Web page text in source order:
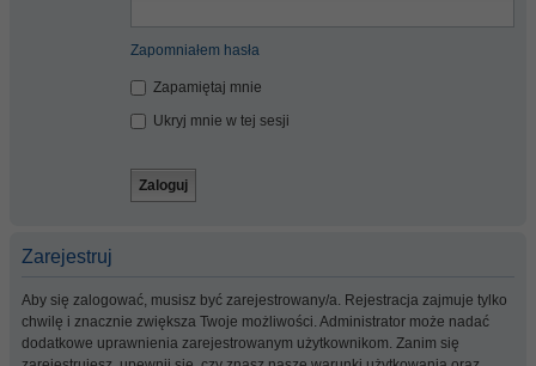
Zapomniałem hasła
Zapamiętaj mnie
Ukryj mnie w tej sesji
Zarejestruj
Aby się zalogować, musisz być zarejestrowany/a. Rejestracja zajmuje tylko
chwilę i znacznie zwiększa Twoje możliwości. Administrator może nadać
dodatkowe uprawnienia zarejestrowanym użytkownikom. Zanim się